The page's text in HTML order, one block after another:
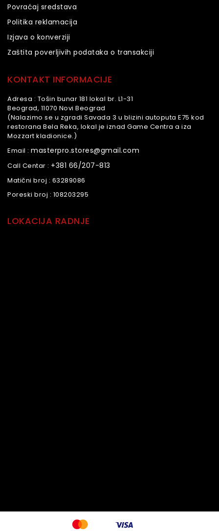
Povraćaj sredstava
Politika reklamacija
Izjava o konverziji
Zaštita poverljivih podataka o transakciji
KONTAKT INFORMACIJE
Adresa : Tošin bunar 181 lokal br. L1-31
Beograd, 11070 Novi Beograd
(Nalazimo se u zgradi Savada 3 u blizini autoputa E75 kod
restorana Bela Reka, lokal je iznad Game Centra a iza
Mozzart kladionice.)
Email : masterpro.stores@gmail.com
Call Centar : +381 66/207-813
Matični broj : 63289086
Poreski broj : 108203295
LOKACIJA RADNJE